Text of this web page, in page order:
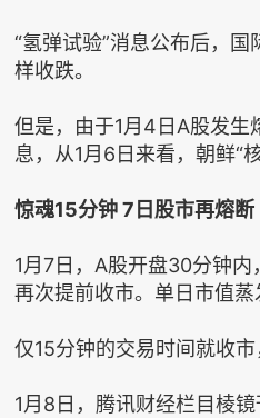
“氢弹试验”消息公布后，
样收跌。
但是，由于1月4日A股发生
息，从1月6日来看，朝鲜“
惊魂15分钟 7日股市再熔断
1月7日，A股开盘30分钟
再次提前收市。单日市值
仅15分钟的交易时间就收
1月8日，腾讯财经栏目棱